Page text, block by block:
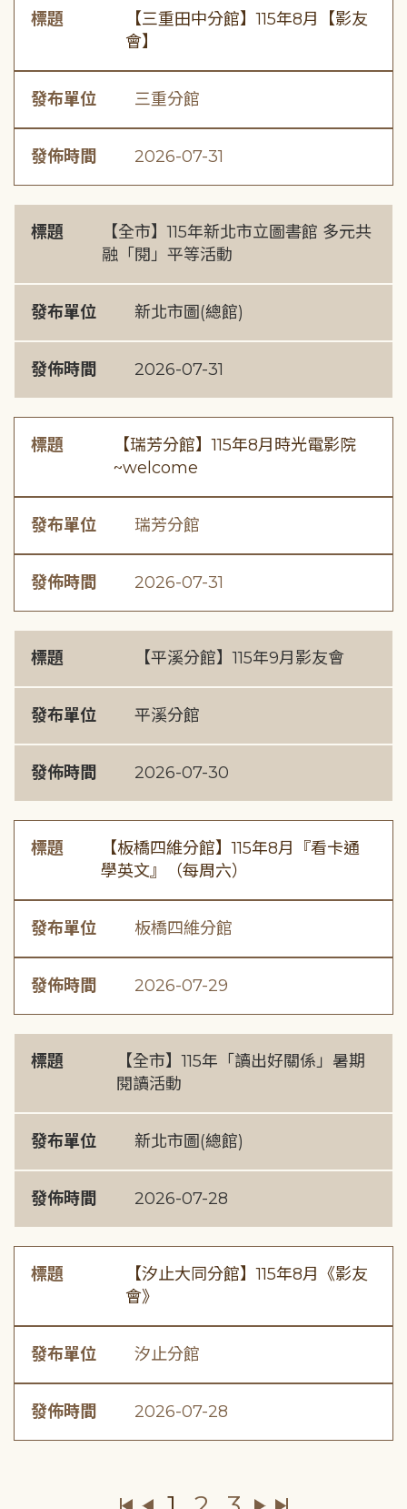
標題
【三重田中分館】115年8月【影友
會】
發布單位 三重分館
發佈時間 2026-07-31
標題
【全市】115年新北市立圖書館 多元共
融「閱」平等活動
發布單位 新北市圖(總館)
發佈時間 2026-07-31
標題
【瑞芳分館】115年8月時光電影院
~welcome
發布單位 瑞芳分館
發佈時間 2026-07-31
標題 【平溪分館】115年9月影友會
發布單位 平溪分館
發佈時間 2026-07-30
標題
【板橋四維分館】115年8月『看卡通
學英文』（每周六）
發布單位 板橋四維分館
發佈時間 2026-07-29
標題
【全市】115年「讀出好關係」暑期
閱讀活動
發布單位 新北市圖(總館)
發佈時間 2026-07-28
標題
【汐止大同分館】115年8月《影友
會》
發布單位 汐止分館
發佈時間 2026-07-28